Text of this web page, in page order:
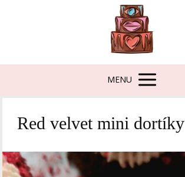
MENU
Red velvet mini dortíky